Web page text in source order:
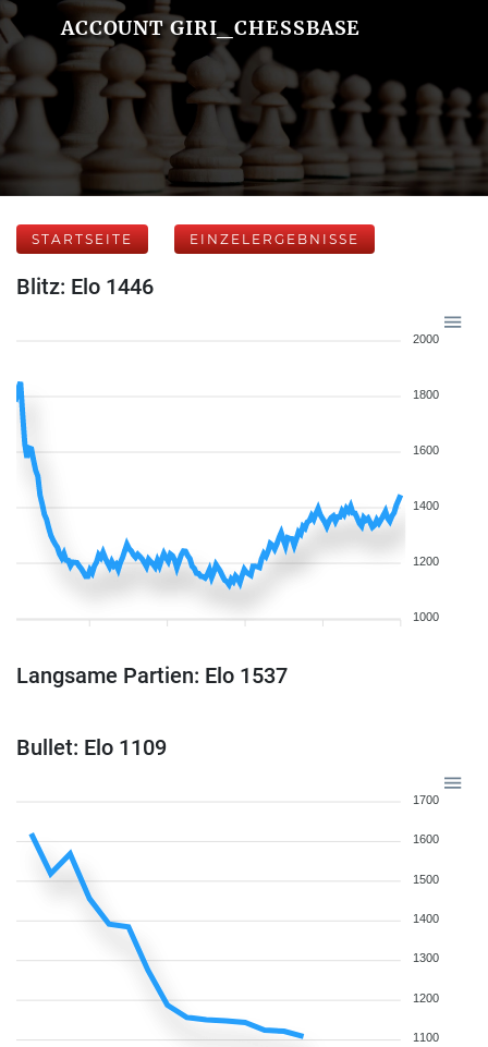
ACCOUNT GIRI_CHESSBASE
STARTSEITE EINZELERGEBNISSE
Blitz: Elo 1446
2000
1800
1600
1400
1200
1000
Langsame Partien: Elo 1537
Bullet: Elo 1109
1700
1600
1500
1400
1300
1200
1100